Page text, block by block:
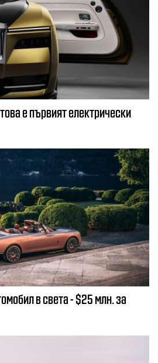
е първият електрически
в света - $25 млн. за